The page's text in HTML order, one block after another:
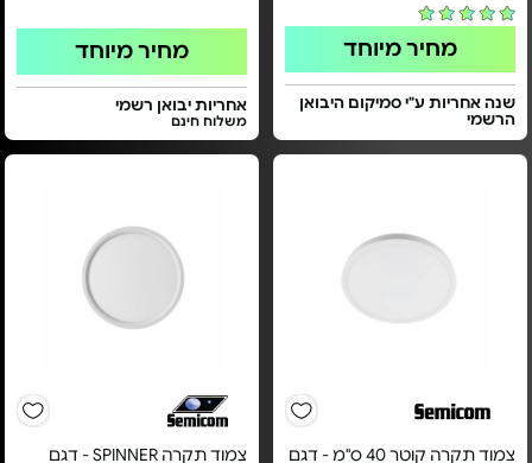
מחיר מיוחד
שנה אחריות ע"י סמיקום היבואן
הרשמי
מחיר מיוחד
אחריות יבואן רשמי
משלוח חינם
צמוד תקרה קוטר 40 ס"מ - דגם
צמוד תקרה SPINNER - דגם